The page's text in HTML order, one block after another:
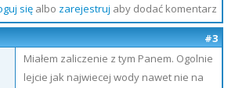
sięalbo zarejestruj aby dodać komentarz
#3
Miałem zaliczenie z tym Panem. Ogolnie
lejcie jak najwiecej wody nawet nie na